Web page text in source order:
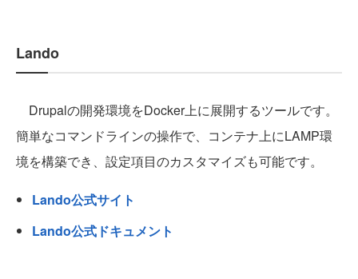
Lando
Drupalの開発環境をDocker上に展開するツールです。
簡単なコマンドラインの操作で、コンテナ上にLAMP環
境を構築でき、設定項目のカスタマイズも可能です。
Lando公式サイト
Lando公式ドキュメント